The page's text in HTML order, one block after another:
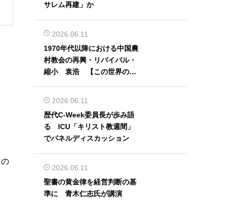
サレム再建」か
2026.06.11
1970年代以降における中国農
村教会の再興・リバイバル・
縮小 袁浩 【この世界の片
2026.06.11
歴代C-Week委員長が歩み語
る ICU「キリスト教週間」
でパネルディスカッション
2026.06.11
聖書の黄金律を経営判断の基
準に 青木仁志氏が講演